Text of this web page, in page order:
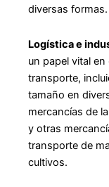
diversas formas.
Logística e
un papel vital
transporte,
tamaño en
mercancías de
y otras
transporte de
cultivos.